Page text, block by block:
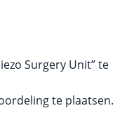
Surgery Unit” te
te plaatsen.